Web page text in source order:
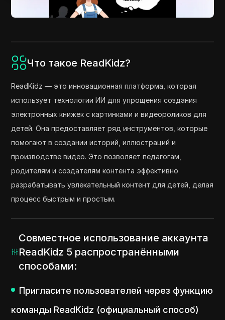
Что такое ReadKidz?
ReadKidz — это инновационная платформа, которая
использует технологии ИИ для упрощения создания
электронных книжек с картинками и видеороликов для
детей. Она предоставляет ряд инструментов, которые
помогают в создании историй, иллюстраций и
производстве видео. Это позволяет педагогам,
родителям и создателям контента эффективно
разрабатывать увлекательный контент для детей, делая
процесс быстрым и простым.
Совместное использование аккаунта
ReadKidz 5 распространёнными
способами:
Пригласите пользователей через функцию
команды ReadKidz (официальный способ)